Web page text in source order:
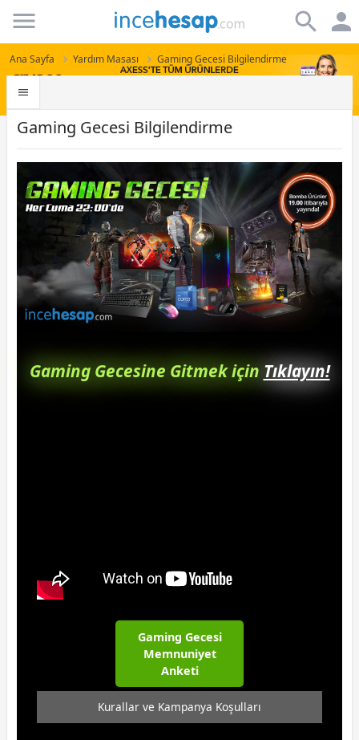
Incehesap
Ana Sayfa Yardım Masası Gaming Gecesi Bilgilendirme
Gaming Gecesi Bilgilendirme
Gaming Gecesine Gitmek için Tıklayın!
Gaming Gecesi
Memnuniyet
Anketi
Kurallar ve Kampanya Koşulları